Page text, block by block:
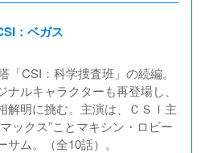
：ベガス
「CSI：科学捜査班」の続編。
ルキャラクターも再登場し、
解明に挑む。主演は、ＣＳＩ主
ックス”ことマキシン・ロビー
ム。（全10話）。